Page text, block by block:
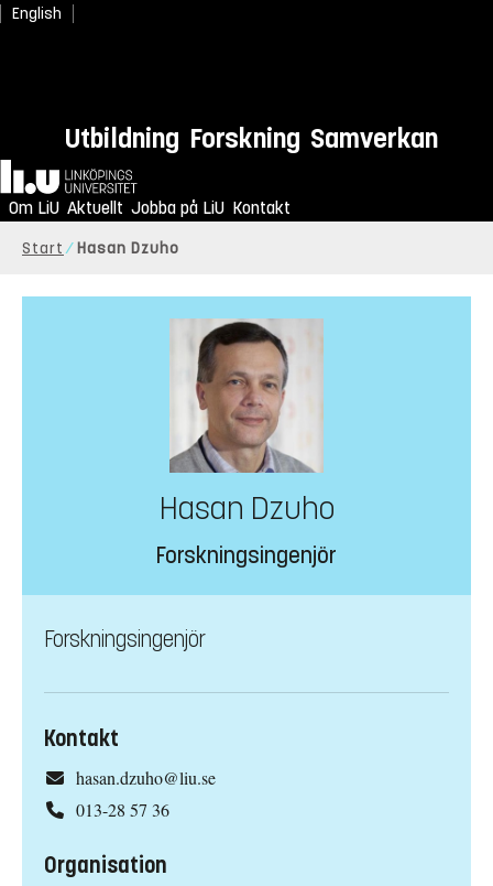
English
Utbildning Forskning Samverkan
Hem
Om LiU Aktuellt Jobba på LiU Kontakt
Start Hasan Dzuho
Hasan Dzuho
Forskningsingenjör
Forskningsingenjör
Kontakt
hasan.dzuho@liu.se
013-28 57 36
Organisation